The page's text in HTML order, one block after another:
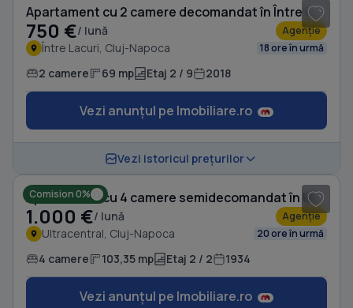
Apartament cu 2 camere decomandat în Între Lacuri
750 €/ lună Agenție
Între Lacuri, Cluj-Napoca 18 ore în urmă
2 camere 69 mp Etaj 2 / 9 2018
Vezi anunțul pe Imobiliare.ro
Vezi istoricul prețurilor
Comision 0% Apartament cu 4 camere semidecomandat în Ultracentral
1.000 €/ lună Agenție
Ultracentral, Cluj-Napoca 20 ore în urmă
4 camere 103,35 mp Etaj 2 / 2 1934
Vezi anunțul pe Imobiliare.ro